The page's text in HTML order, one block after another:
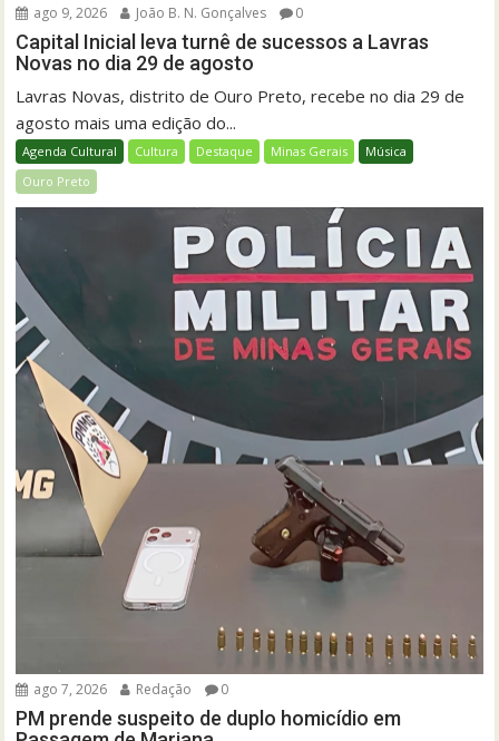
ago 9, 2026 João B. N. Gonçalves 0
Capital Inicial leva turnê de sucessos a Lavras
Novas no dia 29 de agosto
Lavras Novas, distrito de Ouro Preto, recebe no dia 29 de
agosto mais uma edição do...
Agenda Cultural Cultura Destaque Minas Gerais
Música
Ouro Preto
ago 7, 2026 Redação 0
PM prende suspeito de duplo homicídio em